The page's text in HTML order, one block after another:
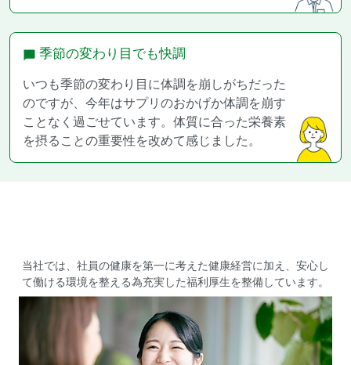
季節の変わり目でも快調
いつも季節の変わり目に体調を崩しがちだった
のですが、今年はサプリのおかげか体調を崩す
ことなく過ごせています。体質に合った栄養素
を摂ることの重要性を改めて感じました。
当社では、社員の健康を第一に考えた健康経営に加え、 安心し
て働ける環境を整える為充実した福利厚生を整備しています。